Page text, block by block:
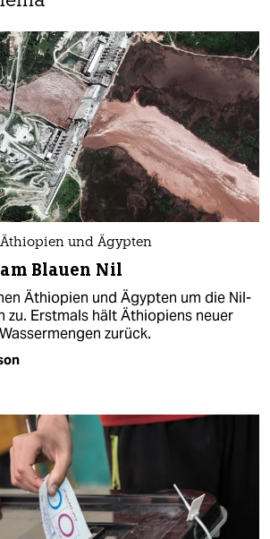
und Ägypten
Blauen Nil
Äthiopien und Ägypten um die Nil-
zu. Erstmals hält Äthiopiens neuer
zurück.